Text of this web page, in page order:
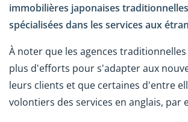
immobilières japonaises traditionnelles
spécialisées dans les services aux
À noter que les agences
plus d'efforts pour s'adapter aux
leurs clients et que certaines d'entre
volontiers des services en anglais, par